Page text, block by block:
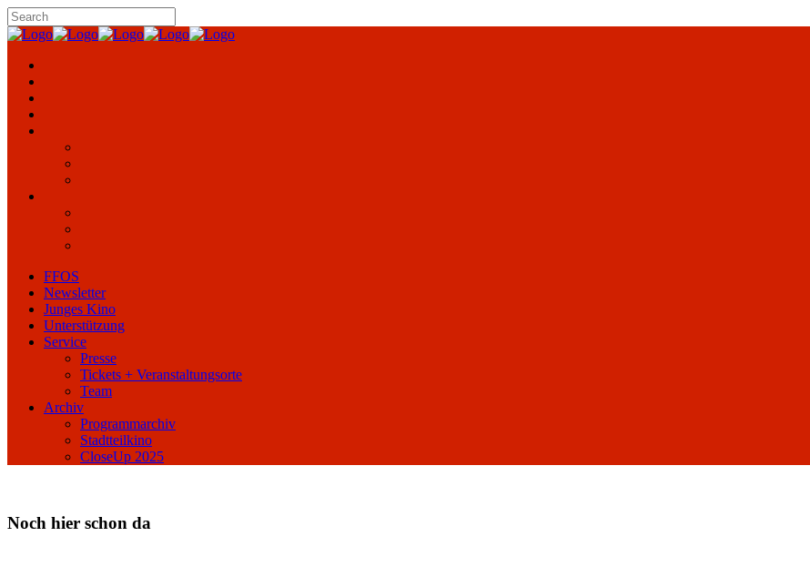
FFOS
Newsletter
Junges Kino
Unterstützung
Service
Presse
Tickets + Veranstaltungsorte
Team
Archiv
Programmarchiv
Stadtteilkino
CloseUp 2025
Noch hier schon da